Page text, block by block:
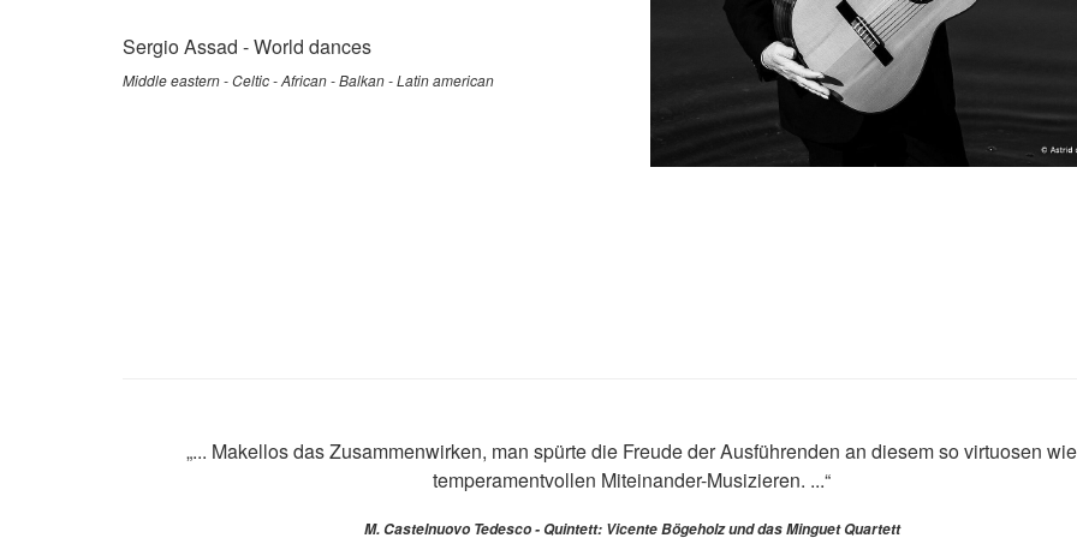
Sergio Assad -World dances
Middle eastern - Celtic - African - Balkan - Latin american
„... Makellos das Zusammenwirken, man spürte die Freude der Ausführenden an diesem so virtuosen wie
temperamentvollen Miteinander-Musizieren. ...“
M. Castelnuovo Tedesco - Quintett: Vicente Bögeholz und das Minguet Quartett